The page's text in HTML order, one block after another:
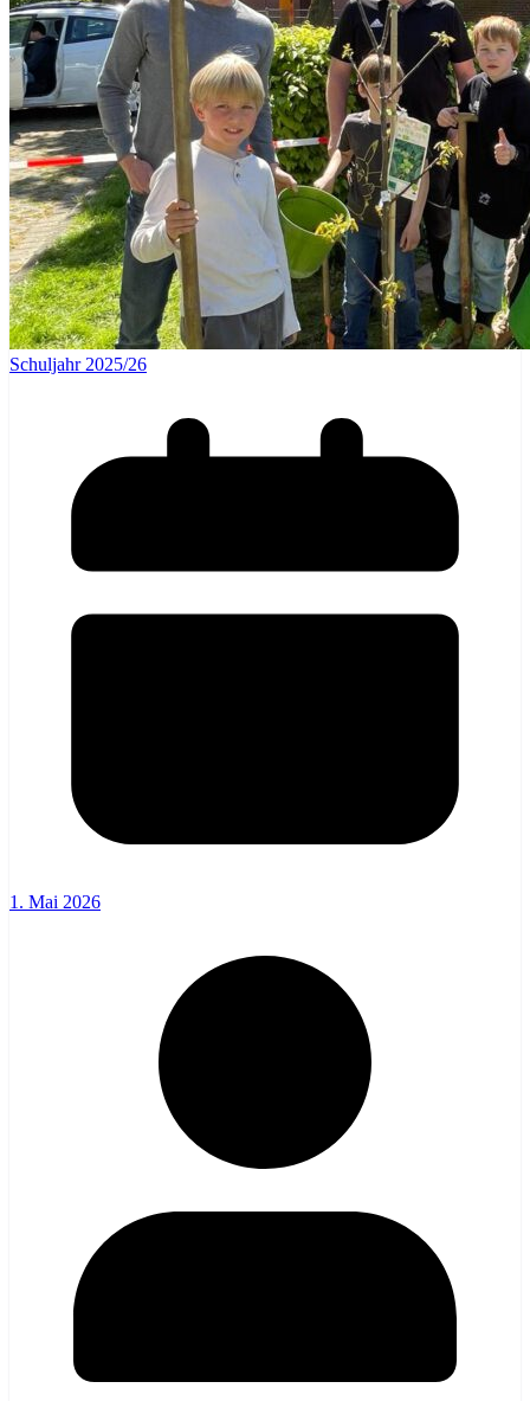
Schuljahr 2025/26
1. Mai 2026